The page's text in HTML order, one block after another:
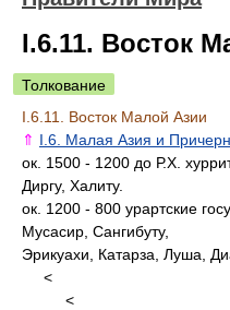
I.6.11. Восток
Толкование
I.6.11. Восток Малой Азии
⇑ I.6. Малая Азия и
ок. 1500 - 1200 до Р.Х.
Диргу, Халиту.
ок. 1200 - 800 урартские
Мусасир, Сангибуту,
Эрикуахи, Катарза, Луша,
<
<